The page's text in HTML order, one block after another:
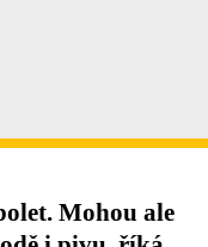
Mohou ale